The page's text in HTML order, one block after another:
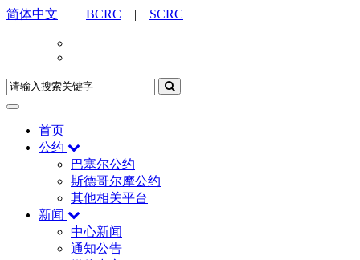
简体中文 | BCRC | SCRC
首页
公约
巴塞尔公约
斯德哥尔摩公约
其他相关平台
新闻
中心新闻
通知公告